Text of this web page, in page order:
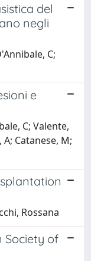
del
negli
C;
e
C; Valente,
Catanese, M;
Rossana
Society of